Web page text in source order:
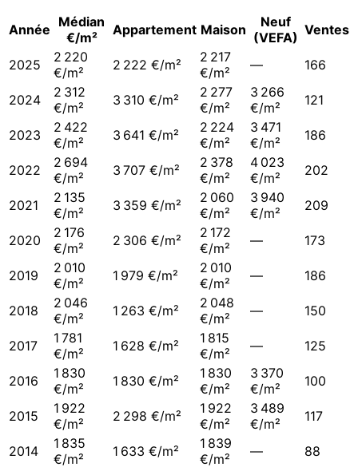
Année Médian
€/m²
Appartement Maison
Neuf
(VEFA) Ventes
2025
2 220
€/m²
2 222 €/m²
2 217
€/m²
— 166
2024
2 312
€/m²
3 310 €/m²
2 277
€/m²
3 266
€/m²
121
2023
2 422
€/m²
3 641 €/m²
2 224
€/m²
3 471
€/m²
186
2022
2 694
€/m²
3 707 €/m²
2 378
€/m²
4 023
€/m²
202
2021
2 135
€/m²
3 359 €/m²
2 060
€/m²
3 940
€/m²
209
2020
2 176
€/m²
2 306 €/m²
2 172
€/m²
— 173
2019
2 010
€/m²
1 979 €/m²
2 010
€/m²
— 186
2018
2 046
€/m²
1 263 €/m²
2 048
€/m²
— 150
2017
1 781
€/m²
1 628 €/m²
1 815
€/m²
— 125
2016
1 830
€/m²
1 830 €/m²
1 830
€/m²
3 370
€/m²
100
2015
1 922
€/m²
2 298 €/m²
1 922
€/m²
3 489
€/m²
117
2014
1 835
€/m²
1 633 €/m²
1 839
€/m²
— 88